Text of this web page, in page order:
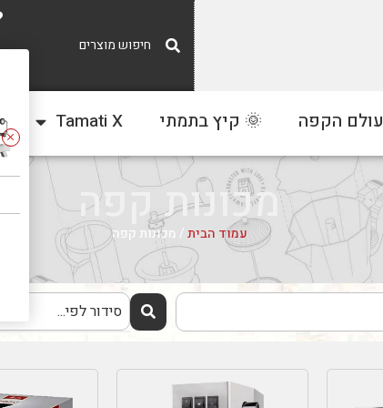
ברכישה מעל 300 ₪ הקפה 🌞 קיץ בתמתי Tamati X
מכונות קפה
עמוד הבית/ מכונות קפה